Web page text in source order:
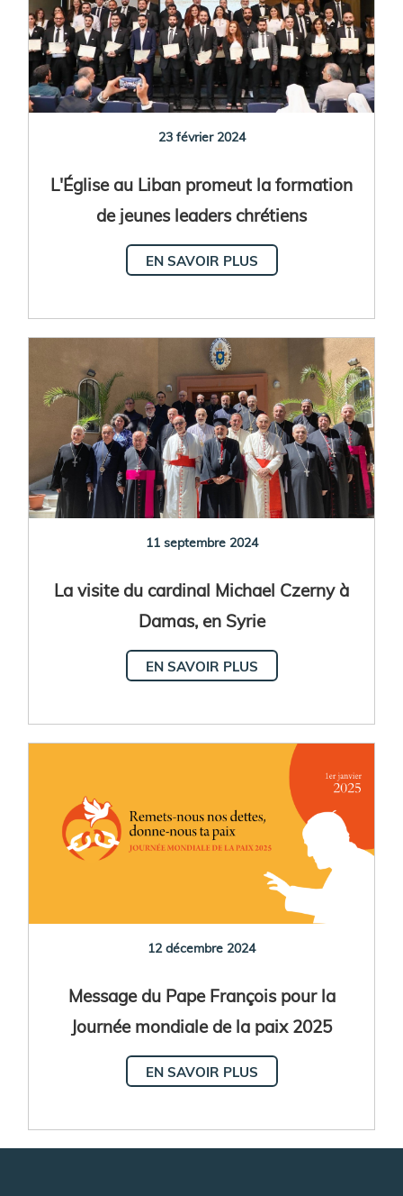
23 février 2024
L'Église au Liban promeut la formation
de jeunes leaders chrétiens
EN SAVOIR PLUS
11 septembre 2024
La visite du cardinal Michael Czerny à
Damas, en Syrie
EN SAVOIR PLUS
12 décembre 2024
Message du Pape François pour la
Journée mondiale de la paix 2025
EN SAVOIR PLUS